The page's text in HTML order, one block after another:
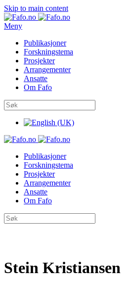
Skip to main content
Meny
Publikasjoner
Forskningstema
Prosjekter
Arrangementer
Ansatte
Om Fafo
Publikasjoner
Forskningstema
Prosjekter
Arrangementer
Ansatte
Om Fafo
Stein Kristiansen